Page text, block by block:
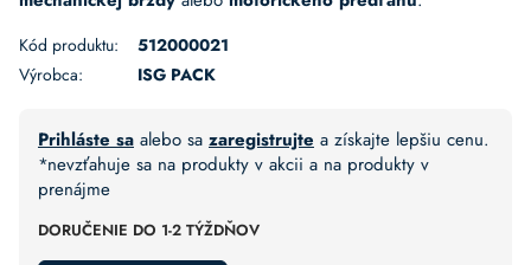
Kód produktu:
512000021
Výrobca:
ISG PACK
Prihláste sa alebo sa zaregistrujte a získajte lepšiu cenu.
*nevzťahuje sa na produkty v akcii a na produkty v
prenájme
DORUČENIE DO 1-2 TÝŽDŇOV